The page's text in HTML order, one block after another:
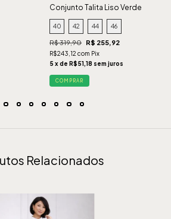
Conjunto Talita Liso Verde
40 42 44 46
R$ 319,90 R$ 255,92
R$243,12 com Pix
5 x de R$51,18 sem juros
COMPRAR
Relacionados